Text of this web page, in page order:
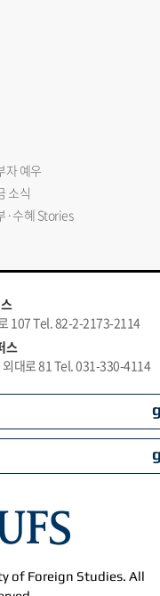
자 예우
소식
·수혜 Stories
107 Tel. 82-2-2173-2114
스
외대로 81 Tel. 031-330-4114
of Foreign Studies. All